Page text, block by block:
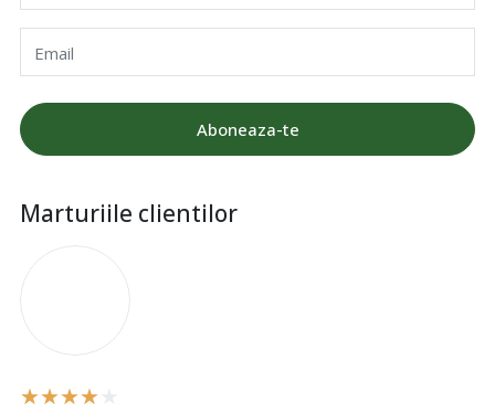
Email
Aboneaza-te
Marturiile clientilor